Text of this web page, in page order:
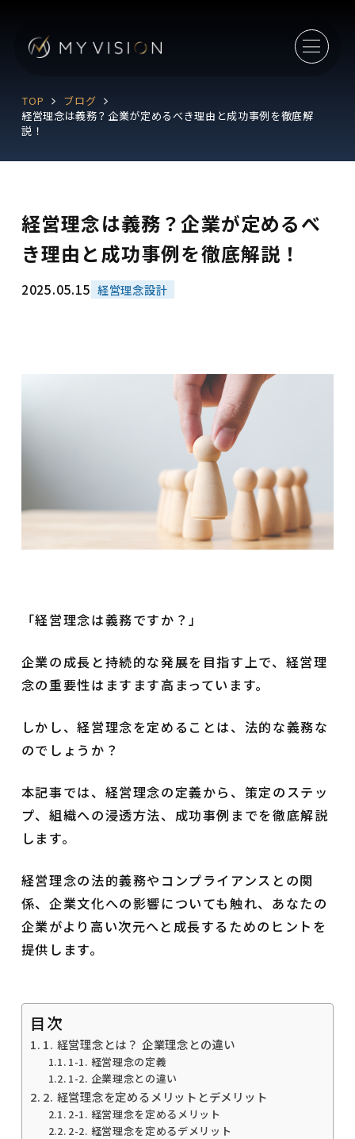
TOP
ブログ
経営理念は義務？企業が定めるべき理由と成功事例を徹底解
説！
経営理念は義務？企業が定めるべ
き理由と成功事例を徹底解説！
2025.05.15 経営理念設計
「経営理念は義務ですか？」
企業の成長と持続的な発展を目指す上で、経営理
念の重要性はますます高まっています。
しかし、経営理念を定めることは、法的な義務な
のでしょうか？
本記事では、経営理念の定義から、策定のステッ
プ、組織への浸透方法、成功事例までを徹底解説
します。
経営理念の法的義務やコンプライアンスとの関
係、企業文化への影響についても触れ、あなたの
企業がより高い次元へと成長するためのヒントを
提供します。
目次
1. 経営理念とは？ 企業理念との違い
1-1. 経営理念の定義
1-2. 企業理念との違い
2. 経営理念を定めるメリットとデメリット
2-1. 経営理念を定めるメリット
2-2. 経営理念を定めるデメリット